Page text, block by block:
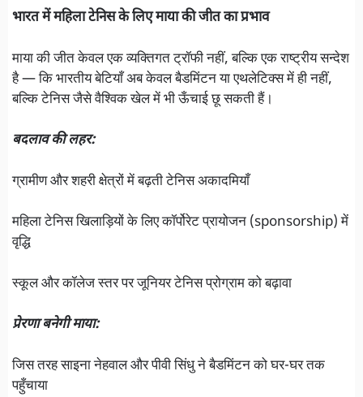
भारत में महिला टेनिस के लिए माया की जीत का प्रभाव
माया की जीत केवल एक व्यक्तिगत ट्रॉफी नहीं, बल्कि एक राष्ट्रीय सन्देश
है — कि भारतीय बेटियाँ अब केवल बैडमिंटन या एथलेटिक्स में ही नहीं,
बल्कि टेनिस जैसे वैश्विक खेल में भी ऊँचाई छू सकती हैं।
बदलाव की लहर:
ग्रामीण और शहरी क्षेत्रों में बढ़ती टेनिस अकादमियाँ
महिला टेनिस खिलाड़ियों के लिए कॉर्पोरेट प्रायोजन (sponsorship) में
वृद्धि
स्कूल और कॉलेज स्तर पर जूनियर टेनिस प्रोग्राम को बढ़ावा
प्रेरणा बनेगी माया:
जिस तरह साइना नेहवाल और पीवी सिंधु ने बैडमिंटन को घर-घर तक
पहुँचाया